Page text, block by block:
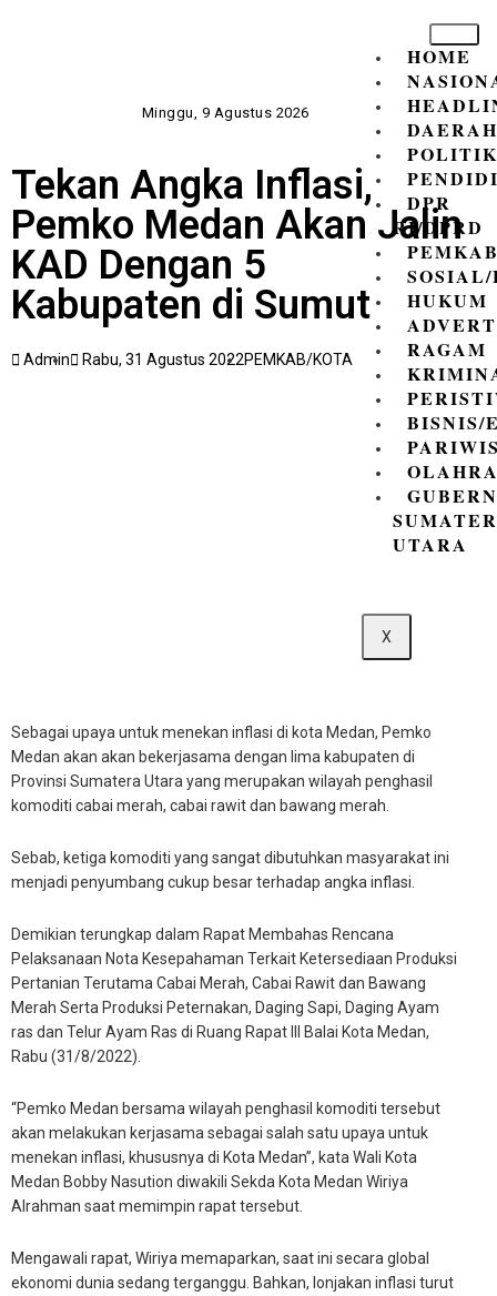
Minggu, 9 Agustus 2026
HOME
DAERAH
POLITIK
DPR
RI/DPRD
HUKUM
RAGAM
BISNIS/
UTARA
X
Tekan Angka Inflasi,
Pemko Medan Akan Jalin
KAD Dengan 5
Kabupaten di Sumut
Admin Rabu, 31 Agustus 2022PEMKAB/KOTA
Sebagai upaya untuk menekan inflasi di kota Medan, Pemko
Medan akan akan bekerjasama dengan lima kabupaten di
Provinsi Sumatera Utara yang merupakan wilayah penghasil
komoditi cabai merah, cabai rawit dan bawang merah.
Sebab, ketiga komoditi yang sangat dibutuhkan masyarakat ini
menjadi penyumbang cukup besar terhadap angka inflasi.
Demikian terungkap dalam Rapat Membahas Rencana
Pelaksanaan Nota Kesepahaman Terkait Ketersediaan Produksi
Pertanian Terutama Cabai Merah, Cabai Rawit dan Bawang
Merah Serta Produksi Peternakan, Daging Sapi, Daging Ayam
ras dan Telur Ayam Ras di Ruang Rapat III Balai Kota Medan,
Rabu (31/8/2022).
“Pemko Medan bersama wilayah penghasil komoditi tersebut
akan melakukan kerjasama sebagai salah satu upaya untuk
menekan inflasi, khususnya di Kota Medan”, kata Wali Kota
Medan Bobby Nasution diwakili Sekda Kota Medan Wiriya
Alrahman saat memimpin rapat tersebut.
Mengawali rapat, Wiriya memaparkan, saat ini secara global
ekonomi dunia sedang terganggu. Bahkan, lonjakan inflasi turut